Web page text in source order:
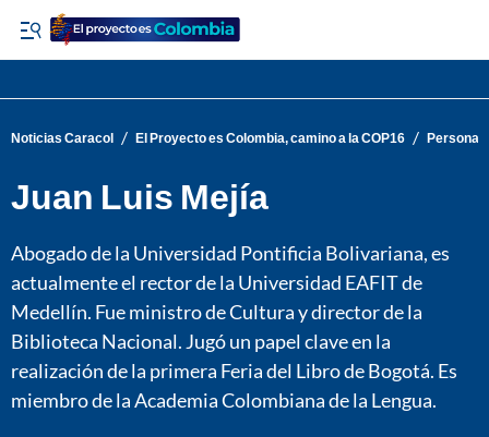
Noticias Caracol / El Proyecto es Colombia, camino a la COP16 /
Juan Luis Mejía
Abogado de la Universidad Pontificia Bolivariana, es
actualmente el rector de la Universidad EAFIT de
Medellín. Fue ministro de Cultura y director de la
Biblioteca Nacional. Jugó un papel clave en la
realización de la primera Feria del Libro de Bogotá. Es
miembro de la Academia Colombiana de la Lengua.